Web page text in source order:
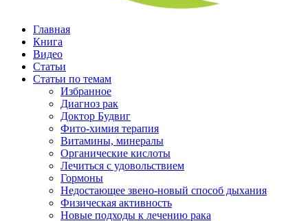
Главная
Книга
Видео
Статьи
Статьи по темам
Избранное
Диагноз рак
Доктор Будвиг
Фито-химия терапия
Витамины, минералы
Органические кислоты
Лечиться с удовольствием
Гормоны
Недостающее звено-новый способ дыхания
Физическая активность
Новые подходы к лечению рака